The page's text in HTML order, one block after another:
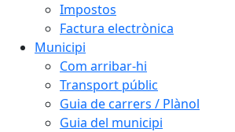
Impostos
Factura electrònica
Municipi
Com arribar-hi
Transport públic
Guia de carrers / Plànol
Guia del municipi